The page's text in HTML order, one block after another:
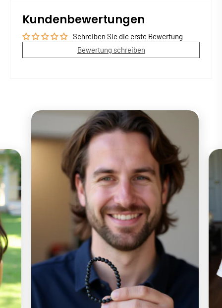
Kundenbewertungen
Schreiben Sie die erste Bewertung
Bewertung schreiben